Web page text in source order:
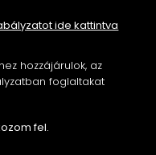
ide kattintva
hozzájárulok, az
foglaltakat
fel.